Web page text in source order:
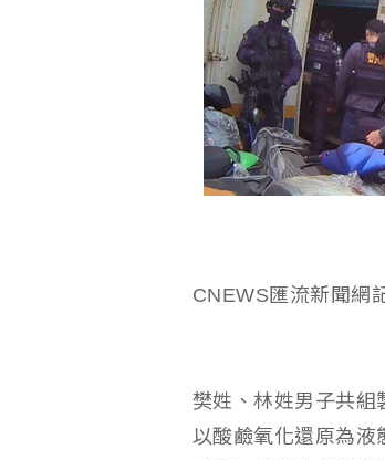
CNEWS匯流新聞網
樊姓、林姓男子共組
以酸鹼氧化還原為液